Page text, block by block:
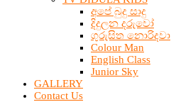
අපේ බුදු සාදු
දිදුලන දරුවෝ
ගුරුසිත නොරිදවා
Colour Man
English Class
Junior Sky
GALLERY
Contact Us